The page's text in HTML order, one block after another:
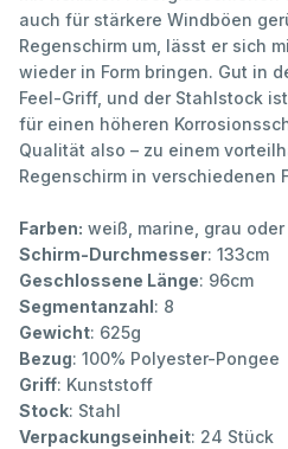
auch für stärkere Windböen
Regenschirm um, lässt er sich
wieder in Form bringen. Gut in
Feel-Griff, und der Stahlstock
für einen höheren
Qualität also – zu einem
Regenschirm in verschiedenen
Farben: weiß, marine, grau
Schirm-Durchmesser: 133cm
Geschlossene Länge: 96cm
Segmentanzahl: 8
Gewicht: 625g
Bezug: 100% Polyester-Pongee
Griff: Kunststoff
Stock: Stahl
Verpackungseinheit: 24 Stück